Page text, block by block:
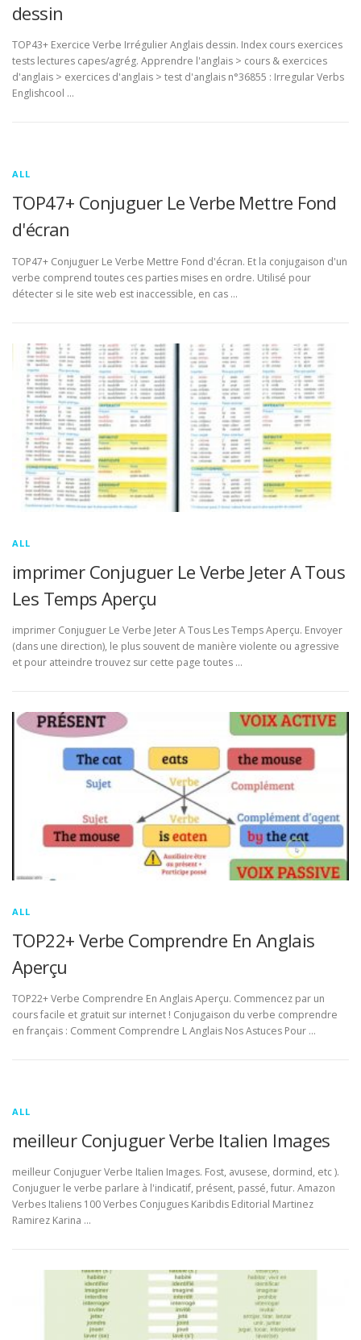
dessin
TOP43+ Exercice Verbe Irrégulier Anglais dessin. Index cours exercices
tests lectures capes/agrég. Apprendre l'anglais > cours & exercices
d'anglais > exercices d'anglais > test d'anglais n°36855 : Irregular Verbs
Englishcool …
ALL
TOP47+ Conjuguer Le Verbe Mettre Fond
d'écran
TOP47+ Conjuguer Le Verbe Mettre Fond d'écran. Et la conjugaison d'un
verbe comprend toutes ces parties mises en ordre. Utilisé pour
détecter si le site web est inaccessible, en cas …
ALL
imprimer Conjuguer Le Verbe Jeter A Tous
Les Temps Aperçu
imprimer Conjuguer Le Verbe Jeter A Tous Les Temps Aperçu. Envoyer
(dans une direction), le plus souvent de manière violente ou agressive
et pour atteindre trouvez sur cette page toutes …
ALL
TOP22+ Verbe Comprendre En Anglais
Aperçu
TOP22+ Verbe Comprendre En Anglais Aperçu. Commencez par un
cours facile et gratuit sur internet ! Conjugaison du verbe comprendre
en français : Comment Comprendre L Anglais Nos Astuces Pour …
ALL
meilleur Conjuguer Verbe Italien Images
meilleur Conjuguer Verbe Italien Images. Fost, avusese, dormind, etc ).
Conjuguer le verbe parlare à l'indicatif, présent, passé, futur. Amazon
Verbes Italiens 100 Verbes Conjugues Karibdis Editorial Martinez
Ramirez Karina …